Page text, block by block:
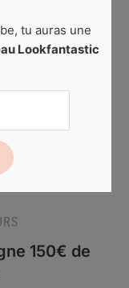
150€ de
tu auras une
Lookfantastic